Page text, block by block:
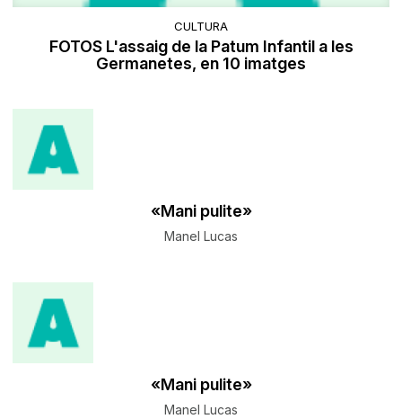
CULTURA
FOTOS L'assaig de la Patum Infantil a les
Germanetes, en 10 imatges
«Mani pulite»
Manel Lucas
«Mani pulite»
Manel Lucas